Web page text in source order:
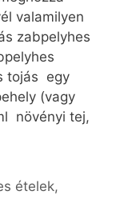
valamilyen
zabpelyhes
tojás egy
(vagy
növényi tej,
ételek,